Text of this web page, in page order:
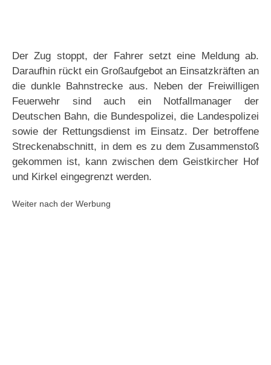
Der Zug stoppt, der Fahrer setzt eine Meldung ab.
Daraufhin rückt ein Großaufgebot an Einsatzkräften an
die dunkle Bahnstrecke aus. Neben der Freiwilligen
Feuerwehr sind auch ein Notfallmanager der
Deutschen Bahn, die Bundespolizei, die Landespolizei
sowie der Rettungsdienst im Einsatz. Der betroffene
Streckenabschnitt, in dem es zu dem Zusammenstoß
gekommen ist, kann zwischen dem Geistkircher Hof
und Kirkel eingegrenzt werden.
Weiter nach der Werbung